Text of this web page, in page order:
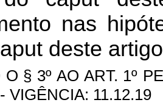
nas
deste
§ 3º AO ART. 1º
VIGÊNCIA: 11.12.19